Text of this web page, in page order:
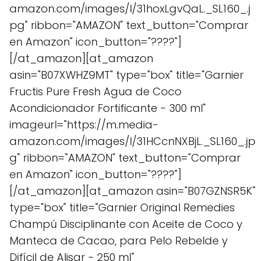
amazon.com/images/I/31hoxLgvQaL._SL160_.j
pg" ribbon="AMAZON" text_button="Comprar
en Amazon" icon_button="????"]
[/at_amazon][at_amazon
asin="B07XWHZ9MT" type="box" title="Garnier
Fructis Pure Fresh Agua de Coco
Acondicionador Fortificante - 300 ml"
imageurl="https://m.media-
amazon.com/images/I/31HCcnNXBjL._SL160_.jp
g" ribbon="AMAZON" text_button="Comprar
en Amazon" icon_button="????"]
[/at_amazon][at_amazon asin="B07GZNSR5K"
type="box" title="Garnier Original Remedies
Champú Disciplinante con Aceite de Coco y
Manteca de Cacao, para Pelo Rebelde y
Difícil de Alisar - 250 ml"